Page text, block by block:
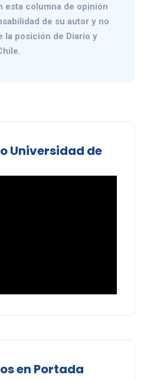
esta columna de opinión
de su autor y no
la posición de Diario y
Universidad de
en Portada